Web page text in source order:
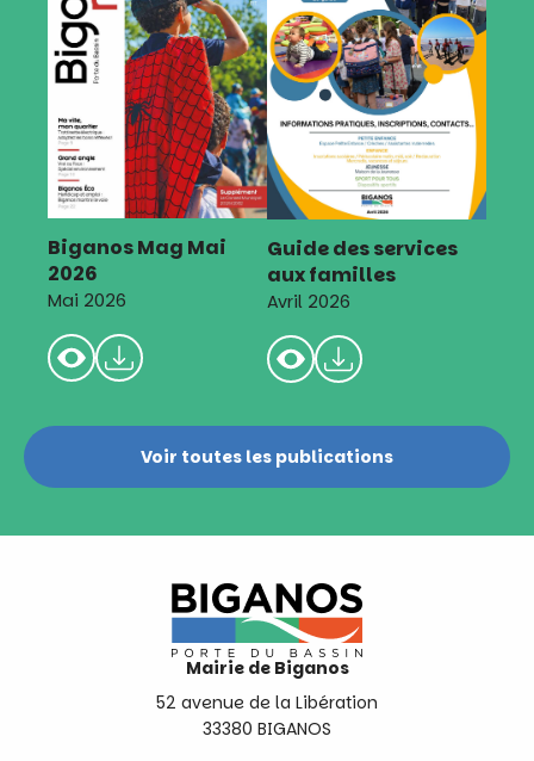
Biganos Mag Mai
2026
Mai 2026
Guide des services
aux familles
Avril 2026
Voir toutes les publications
Mairie de Biganos
52 avenue de la Libération
33380 BIGANOS